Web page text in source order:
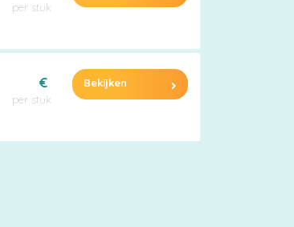
per stuk
€
per stuk
Bekijken